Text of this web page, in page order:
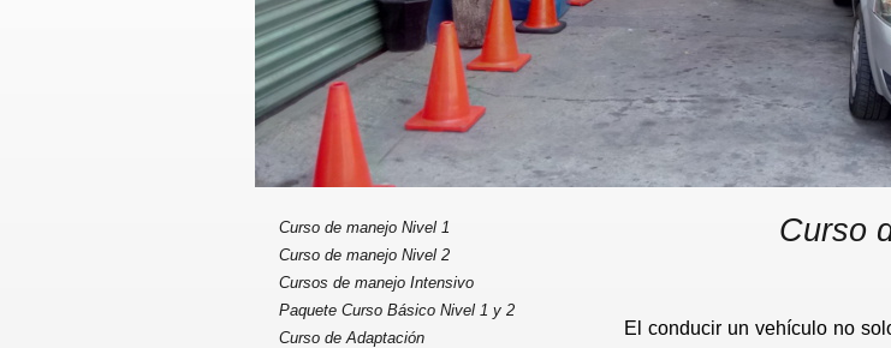
Curso
El conducir un vehículo no
Curso de manejo Nivel 1
Curso de manejo Nivel 2
Cursos de manejo Intensivo
Paquete Curso Básico Nivel 1 y 2
Curso de Adaptación